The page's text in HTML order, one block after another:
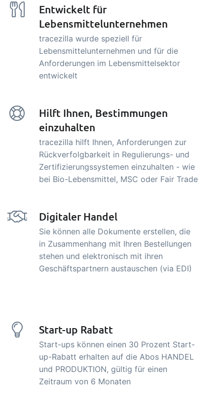
Entwickelt für
Lebensmittelunternehmen
tracezilla wurde speziell für
Lebensmittelunternehmen und für die
Anforderungen im Lebensmittelsektor
entwickelt
Hilft Ihnen, Bestimmungen
einzuhalten
tracezilla hilft Ihnen, Anforderungen zur
Rückverfolgbarkeit in Regulierungs- und
Zertifizierungssystemen einzuhalten - wie
bei Bio-Lebensmittel, MSC oder Fair Trade
Digitaler Handel
Sie können alle Dokumente erstellen, die
in Zusammenhang mit Ihren Bestellungen
stehen und elektronisch mit ihren
Geschäftspartnern austauschen (via EDI)
Start-up Rabatt
Start-ups können einen 30 Prozent Start-
up-Rabatt erhalten auf die Abos HANDEL
und PRODUKTION, gültig für einen
Zeitraum von 6 Monaten